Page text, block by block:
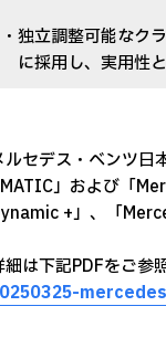
・独立調整可能なク
に採用し、実用性
ルセデス・ベンツ日
」および「
+」、「
細は下記PDFをご参